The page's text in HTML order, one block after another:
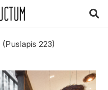
(Puslapis 223)